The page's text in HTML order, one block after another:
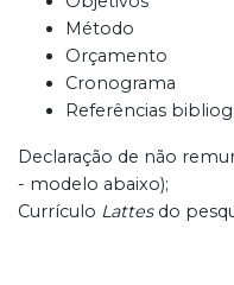
Método
Orçamento
Cronograma
Referências
Declaração de não
- modelo abaixo);
Currículo Lattes do